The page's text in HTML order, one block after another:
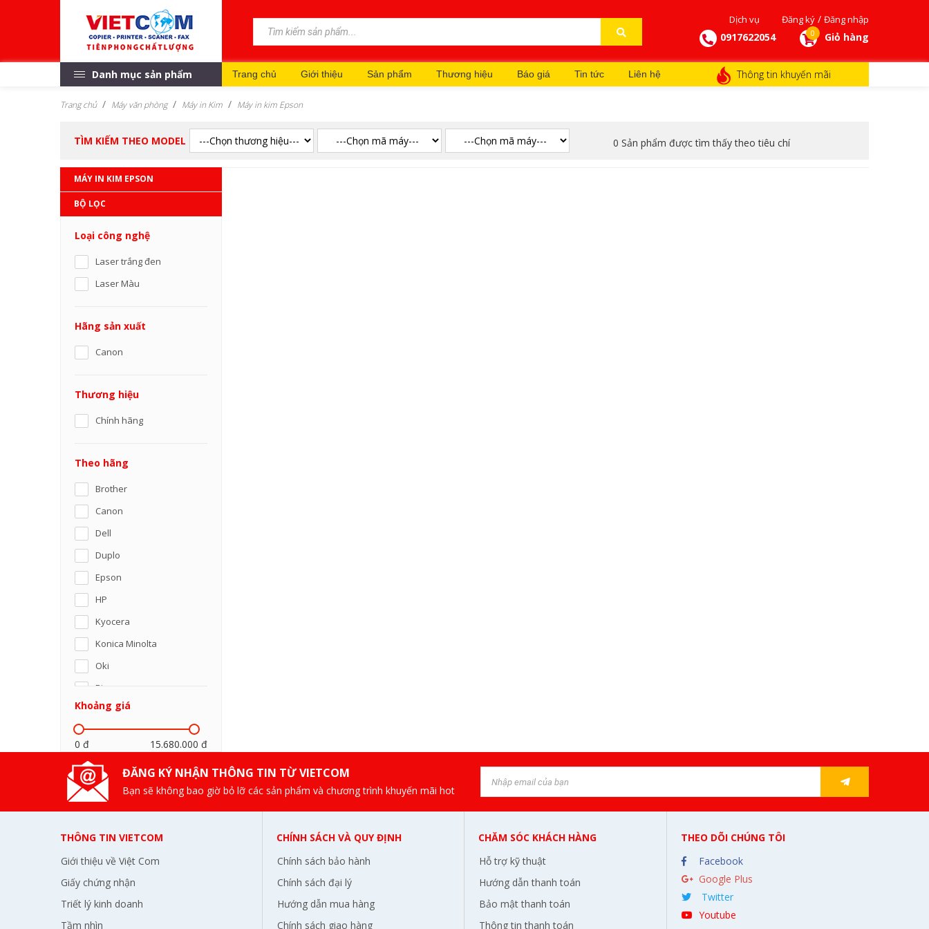
Dịch vụ Đăng ký / Đăng nhập
0917622054 0 Giỏ hàng
Danh mục sản phẩm Trang chủ Giới thiệu Sản phẩm Thương hiệu Báo giá Tin tức Liên hệ Thông tin khuyến mãi
Trang chủ Máy văn phòng Máy in Kim Máy in kim Epson
TÌM KIẾM THEO MODEL 0 Sản phẩm được tìm thấy theo tiêu chí
MÁY IN KIM EPSON
BỘ LỌC
Loại công nghệ
Laser trắng đen
Laser Màu
Hãng sản xuất
Canon
Thương hiệu
Chính hãng
Theo hãng
Brother
Canon
Dell
Duplo
Epson
HP
Kyocera
Konica Minolta
Oki
Riso
Panasonic
SamSung
Ricoh
Sharp
Xerox
Lexmark
Olivetti
BKAV
Pantum
Khoảng giá
0 đ 15.680.000 đ
ĐĂNG KÝ NHẬN THÔNG TIN TỪ VIETCOM
Bạn sẽ không bao giờ bỏ lỡ các sản phẩm và chương trình khuyến mãi hot
THÔNG TIN VIETCOM
Giới thiệu về Việt Com
Giấy chứng nhận
Triết lý kinh doanh
Tầm nhìn
CHÍNH SÁCH VÀ QUY ĐỊNH
Chính sách bảo hành
Chính sách đại lý
Hướng dẫn mua hàng
Chính sách giao hàng
CHĂM SÓC KHÁCH HÀNG
Hỗ trợ kỹ thuật
Hướng dẫn thanh toán
Bảo mật thanh toán
Thông tin thanh toán
THEO DÕI CHÚNG TÔI
Facebook
Google Plus
Twitter
Youtube